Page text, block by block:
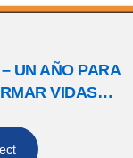
UN AÑO PARA
VIDAS…